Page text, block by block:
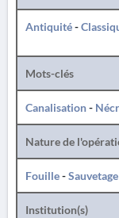
Antiquité-
Mots-clés
Canalisation-
Nature de
Fouille-Sauvetage
Institution(s)